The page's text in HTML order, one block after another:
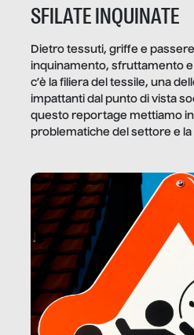
SFILATE INQUINATE
Dietro tessuti, griffe e
inquinamento, sfruttamento e
c’è la filiera del tessile, una
impattanti dal punto di vista
questo reportage mettiamo in
problematiche del settore e